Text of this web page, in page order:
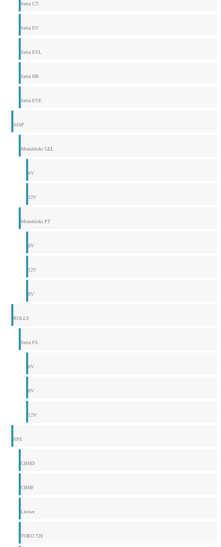
Seria CT
Seria EV
Seria EVL
Seria HR
Seria EVE
SIAP
Monobloki GEL
6V
12V
Monobloki PT
6V
12V
8V
ROLLS
Seria FS
6V
8V
12V
SPE
CBHD
CBHF
Litowe
TORO 720